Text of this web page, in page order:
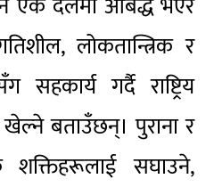
लोकतान्त्रिक र
गर्दै राष्ट्रिय
बताउँछन्। पुराना र
शक्तिहरूलाई सघाउने,